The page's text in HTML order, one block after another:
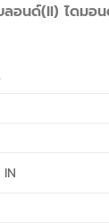
ลอนด์(II) ไดมอ